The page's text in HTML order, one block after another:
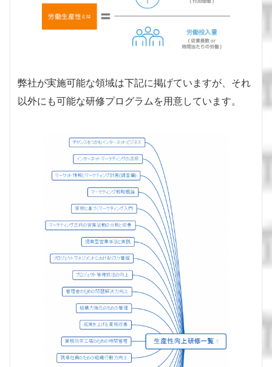
弊社が実施可能な領域は下記に掲げていますが、それ
以外にも可能な研修プログラムを用意しています。